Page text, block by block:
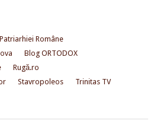
Române
Blog ORTODOX
Rugă.ro
Stavropoleos
Trinitas TV